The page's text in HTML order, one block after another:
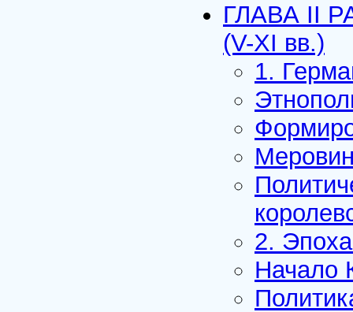
ГЛАВА II
(V-XI вв.)
1.
2.
Начало